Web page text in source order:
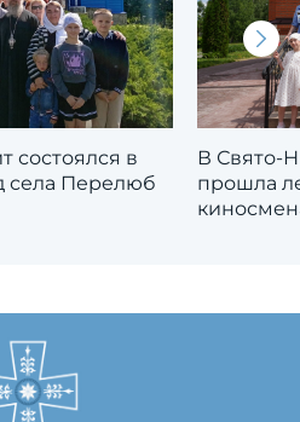
состоялся в
села Перелюб
В Свято-
прошла